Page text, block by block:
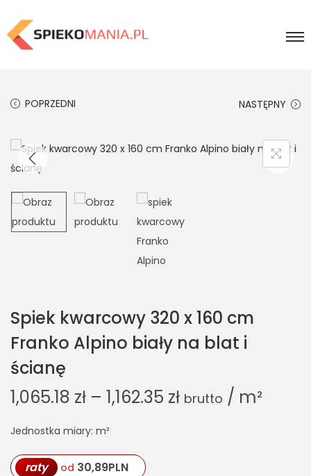
POPRZEDNI NASTĘPNY
Spiek kwarcowy 320 x 160 cm
Franko Alpino biały na blat i
ścianę
1,065.18 zł – 1,162.35 zł brutto / m²
Jednostka miary: m²
raty od 30,89PLN